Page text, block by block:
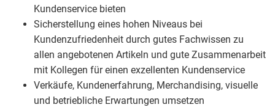
Kundenservice bieten
Sicherstellung eines hohen Niveaus bei
Kundenzufriedenheit durch gutes Fachwissen zu
allen angebotenen Artikeln und gute Zusammenarbeit
mit Kollegen für einen exzellenten Kundenservice
Verkäufe, Kundenerfahrung, Merchandising, visuelle
und betriebliche Erwartungen umsetzen